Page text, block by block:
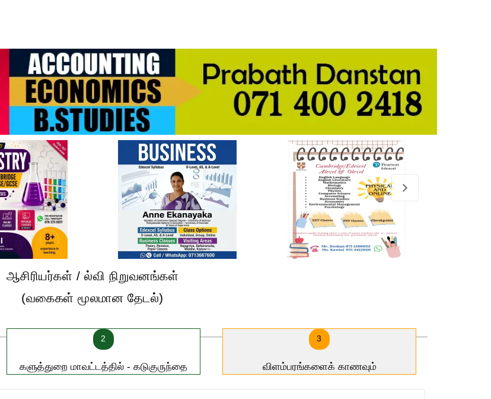
ஆசிரியர்கள் / ல்வி நிறுவனங்கள்
(வகைகள் மூலமான தேடல்)
2
களுத்துறை மாவட்டத்தில் - கடுகுருந்தை
3
விளம்பரங்களைக் காணவும்